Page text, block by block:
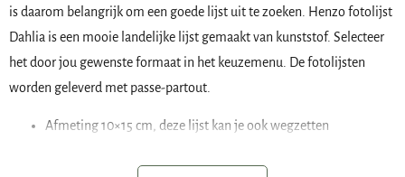
is daarom belangrijk om een goede lijst uit te zoeken. Henzo fotolijst
Dahlia is een mooie landelijke lijst gemaakt van kunststof. Selecteer
het door jou gewenste formaat in het keuzemenu. De fotolijsten
worden geleverd met passe-partout.
Afmeting 10×15 cm, deze lijst kan je ook wegzetten